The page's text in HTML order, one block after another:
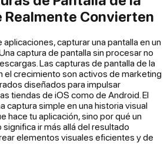
Realmente Convierten
capturar una pantalla en un
captura de pantalla sin procesar no
Las capturas de pantalla de la
el crecimiento son activos de marketing
diseñados para impulsar
tiendas de iOS como de Android. El
captura simple en una historia visual
hace tu aplicación, sino por qué un
significa ir más allá del resultado
elementos visuales eficientes y de